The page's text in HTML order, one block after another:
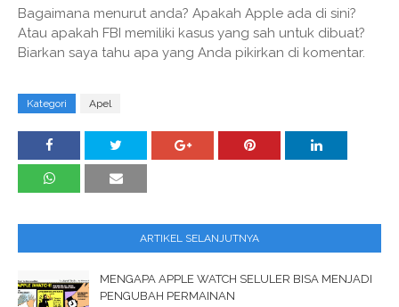
Bagaimana menurut anda? Apakah Apple ada di sini?
Atau apakah FBI memiliki kasus yang sah untuk dibuat?
Biarkan saya tahu apa yang Anda pikirkan di komentar.
Kategori Apel
ARTIKEL SELANJUTNYA
MENGAPA APPLE WATCH SELULER BISA MENJADI
PENGUBAH PERMAINAN